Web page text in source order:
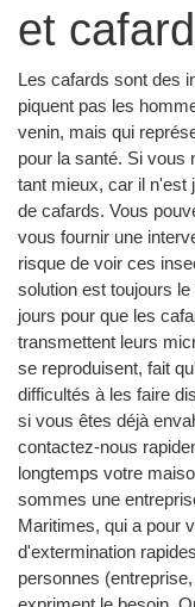
et cafard
Les cafards sont des
piquent pas les
venin, mais qui
pour la santé. Si vous
tant mieux, car il n'est
de cafards. Vous
vous fournir une
risque de voir ces
solution est toujours
jours pour que les
transmettent leurs
se reproduisent, fait
difficultés à les faire
si vous êtes déjà
contactez-nous
longtemps votre
sommes une
Maritimes, qui a pour
d'extermination
personnes